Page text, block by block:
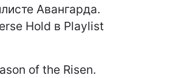
Авангарда.
Hold в Playlist
of the Risen.